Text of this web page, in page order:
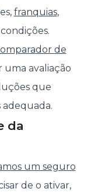
franquias,
de
avaliação
que
adequada.
da
um seguro
de o ativar,